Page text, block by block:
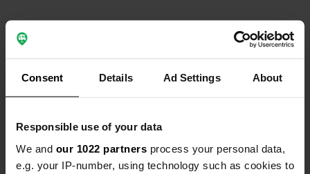
Consent Details Ad Settings About
Responsible use of your data
We and our 1022 partners process your personal data,
e.g. your IP-number, using technology such as cookies to
Contact
91183, Abenberg, Duitsland
Coördinaten
49° 15' 10" N 10° 57' 54" E